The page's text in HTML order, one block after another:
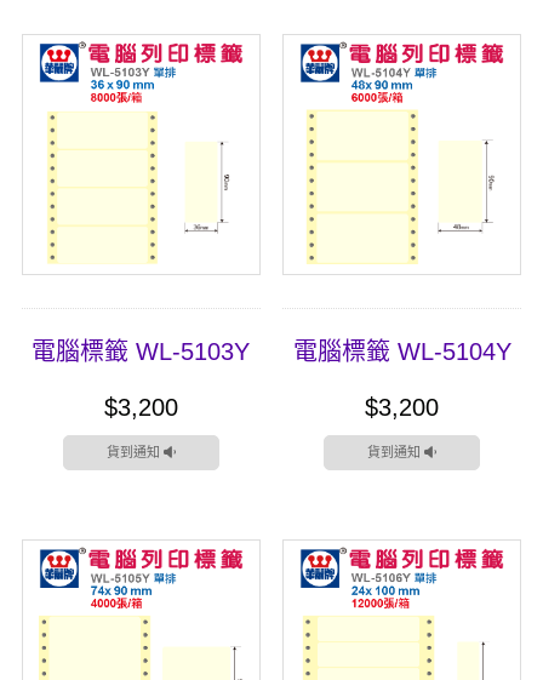
電腦標籤 WL-5103Y
$3,200
貨到通知
電腦標籤 WL-5104Y
$3,200
貨到通知